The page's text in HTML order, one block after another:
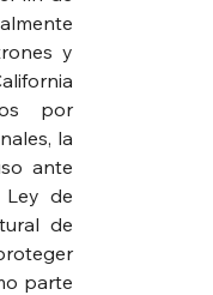
y
por
la
ante
Ley de
de
parte